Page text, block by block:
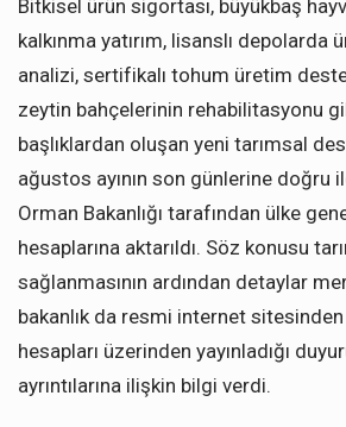
Bitkisel ürün sigortası, büyükbaş
kalkınma yatırım, lisanslı depolarda
analizi, sertifikalı tohum üretim
zeytin bahçelerinin rehabilitasyonu
başlıklardan oluşan yeni tarımsal
ağustos ayının son günlerine doğru
Orman Bakanlığı tarafından ülke
hesaplarına aktarıldı. Söz konusu
sağlanmasının ardından detaylar
bakanlık da resmi internet
hesapları üzerinden yayınladığı
ayrıntılarına ilişkin bilgi verdi.